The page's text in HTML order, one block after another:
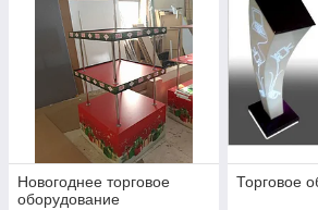
Новогоднее торговое
оборудование
Торговое